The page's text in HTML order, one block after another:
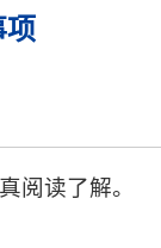
项
阅读了解。